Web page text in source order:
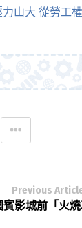
力山大 從勞工
Previous
賓影城前「火